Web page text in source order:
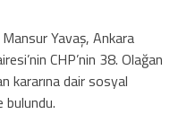
Yavaş, Ankara
CHP’nin 38. Olağan
kararına dair sosyal
bulundu.